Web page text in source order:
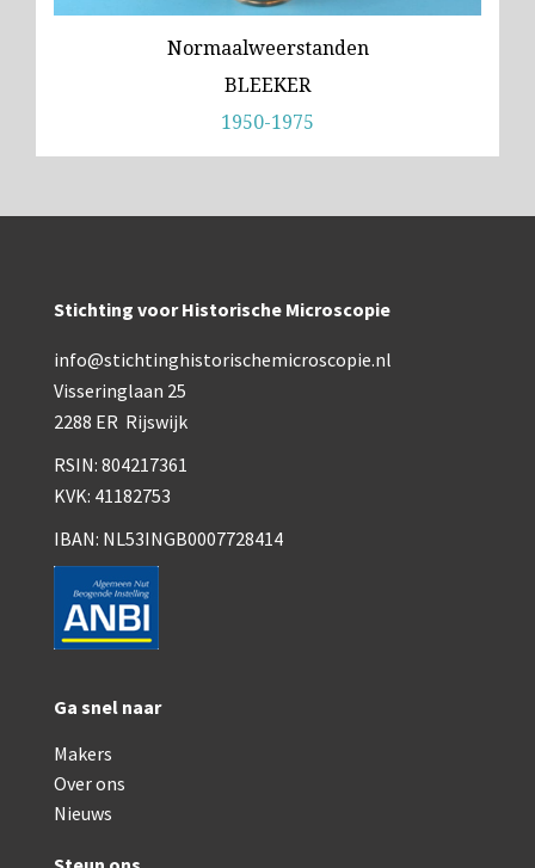
Normaalweerstanden
BLEEKER
1950-1975
Stichting voor Historische Microscopie
info@stichtinghistorischemicroscopie.nl
Visseringlaan 25
2288 ER Rijswijk
RSIN: 804217361
KVK: 41182753
IBAN: NL53INGB0007728414
Ga snel naar
Makers
Over ons
Nieuws